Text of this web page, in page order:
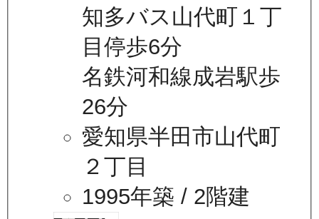
知多バス山代町１丁
目停歩6分
名鉄河和線成岩駅歩
26分
愛知県半田市山代町
２丁目
1995年築 / 2階建